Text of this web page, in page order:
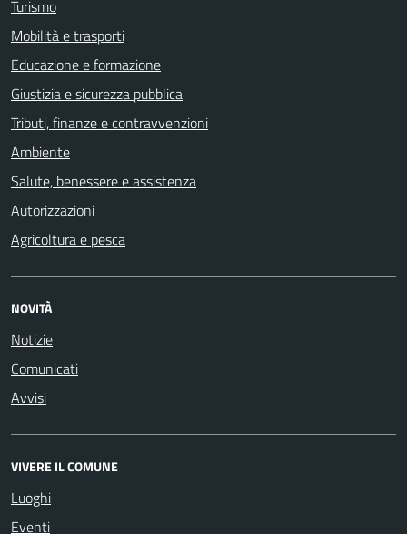
Turismo
Mobilità e trasporti
Educazione e formazione
Giustizia e sicurezza pubblica
Tributi, finanze e contravvenzioni
Ambiente
Salute, benessere e assistenza
Autorizzazioni
Agricoltura e pesca
NOVITÀ
Notizie
Comunicati
Avvisi
VIVERE IL COMUNE
Luoghi
Eventi